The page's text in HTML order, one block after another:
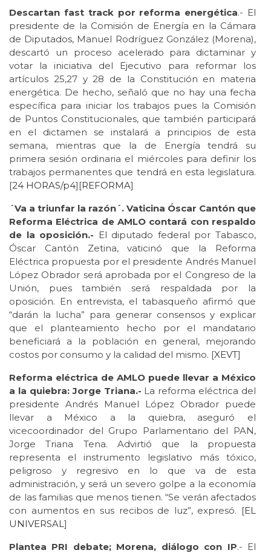
Descartan fast track por reforma energética.- El
presidente de la Comisión de Energía en la Cámara
de Diputados, Manuel Rodríguez González (Morena),
descartó un proceso acelerado para dictaminar y
votar la iniciativa del Ejecutivo para reformar los
artículos 25,27 y 28 de la Constitución en materia
energética. De hecho, señaló que no hay una fecha
específica para iniciar los trabajos pues la Comisión
de Puntos Constitucionales, que también participará
en el dictamen se instalará a principios de esta
semana, mientras que la de Energía tendrá su
primera sesión ordinaria el miércoles para definir los
trabajos permanentes que tendrá en esta legislatura.
[24 HORAS/p4][REFORMA]
´Va a triunfar la razón´. Vaticina Óscar Cantón que
Reforma Eléctrica de AMLO contará con respaldo
de la oposición.- El diputado federal por Tabasco,
Óscar Cantón Zetina, vaticinó que la Reforma
Eléctrica propuesta por el presidente Andrés Manuel
López Obrador será aprobada por el Congreso de la
Unión, pues también será respaldada por la
oposición. En entrevista, el tabasqueño afirmó que
“darán la lucha” para generar consensos y explicar
que el planteamiento hecho por el mandatario
beneficiará a la población en general, mejorando
costos por consumo y la calidad del mismo. [XEVT]
Reforma eléctrica de AMLO puede llevar a México
a la quiebra: Jorge Triana.- La reforma eléctrica del
presidente Andrés Manuel López Obrador puede
llevar a México a la quiebra, aseguró el
vicecoordinador del Grupo Parlamentario del PAN,
Jorge Triana Tena. Advirtió que la propuesta
representa el instrumento legislativo más tóxico,
peligroso y regresivo en lo que va de esta
administración, y será un severo golpe a la economía
de las familias que menos tienen. “Se verán afectados
con aumentos en sus recibos de luz”, expresó. [EL
UNIVERSAL ]
Plantea PRI debate; Morena, diálogo con IP.- El